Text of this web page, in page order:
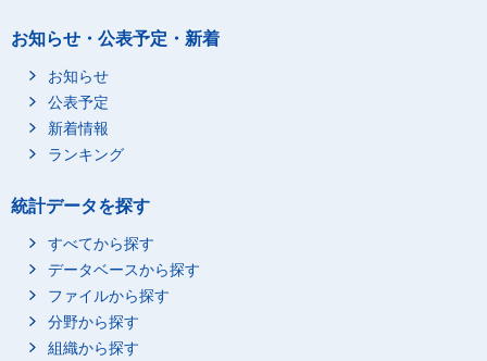
お知らせ・公表予定・新着
お知らせ
公表予定
新着情報
ランキング
統計データを探す
すべてから探す
データベースから探す
ファイルから探す
分野から探す
組織から探す